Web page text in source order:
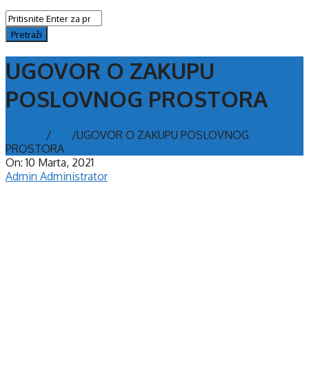
UGOVOR O ZAKUPU
POSLOVNOG PROSTORA
/ /UGOVOR O ZAKUPU POSLOVNOG
PROSTORA
On: 10 Marta, 2021
Admin Administrator